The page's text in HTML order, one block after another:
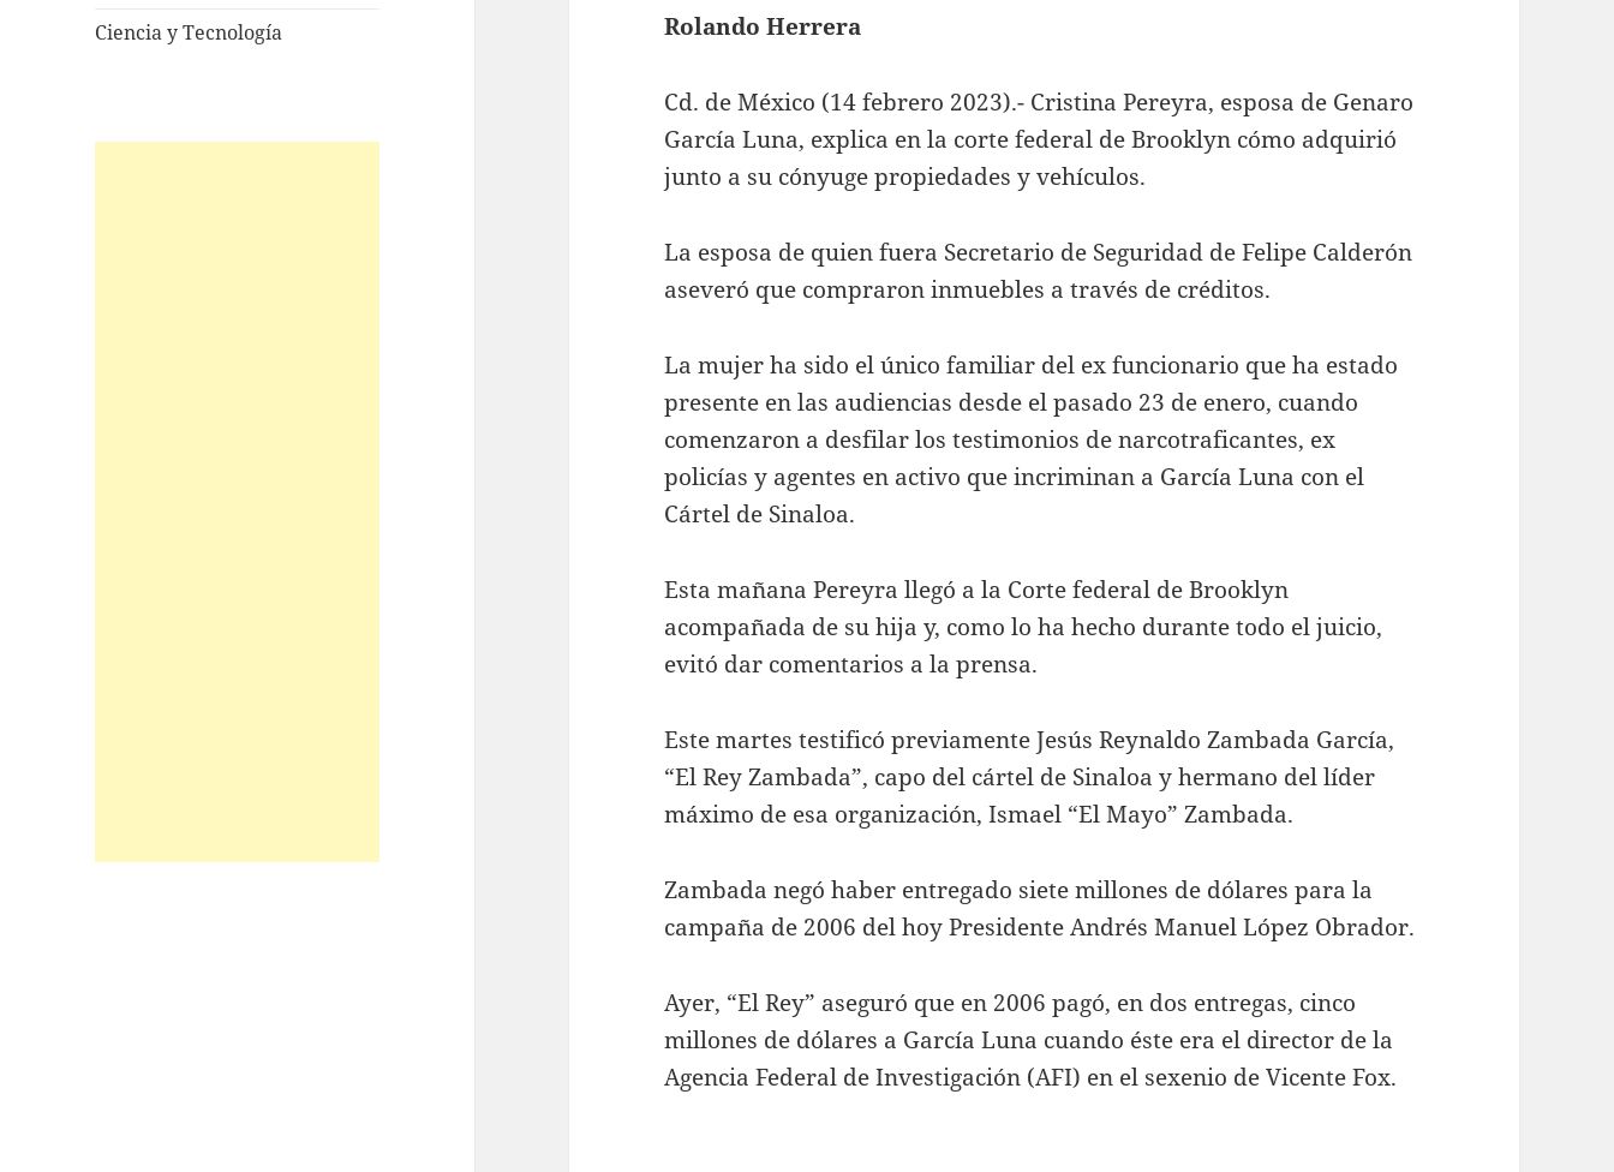
Ciencia y Tecnología
Rolando Herrera
Cd. de México (14 febrero 2023).- Cristina Pereyra, esposa de Genaro
García Luna, explica en la corte federal de Brooklyn cómo adquirió
junto a su cónyuge propiedades y vehículos.
La esposa de quien fuera Secretario de Seguridad de Felipe Calderón
aseveró que compraron inmuebles a través de créditos.
La mujer ha sido el único familiar del ex funcionario que ha estado
presente en las audiencias desde el pasado 23 de enero, cuando
comenzaron a desfilar los testimonios de narcotraficantes, ex
policías y agentes en activo que incriminan a García Luna con el
Cártel de Sinaloa.
Esta mañana Pereyra llegó a la Corte federal de Brooklyn
acompañada de su hija y, como lo ha hecho durante todo el juicio,
evitó dar comentarios a la prensa.
Este martes testificó previamente Jesús Reynaldo Zambada García,
“El Rey Zambada”, capo del cártel de Sinaloa y hermano del líder
máximo de esa organización, Ismael “El Mayo” Zambada.
Zambada negó haber entregado siete millones de dólares para la
campaña de 2006 del hoy Presidente Andrés Manuel López Obrador.
Ayer, “El Rey” aseguró que en 2006 pagó, en dos entregas, cinco
millones de dólares a García Luna cuando éste era el director de la
Agencia Federal de Investigación (AFI) en el sexenio de Vicente Fox.